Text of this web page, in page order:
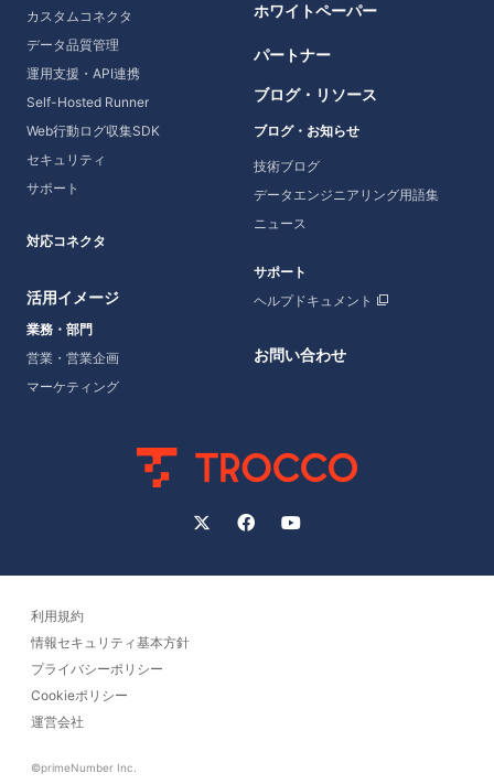
カスタムコネクタ
データ品質管理
運用支援・API連携
Self-Hosted Runner
Web行動ログ収集SDK
セキュリティ
サポート
対応コネクタ
活用イメージ
業務・部門
営業・営業企画
マーケティング
ホワイトペーパー
パートナー
ブログ・リソース
ブログ・お知らせ
技術ブログ
データエンジニアリング用語集
ニュース
サポート
ヘルプドキュメント
お問い合わせ
利用規約
情報セキュリティ基本方針
プライバシーポリシー
Cookieポリシー
運営会社
©primeNumber Inc.